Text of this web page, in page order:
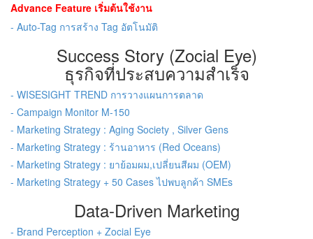
Advance Feature เริ่มต้นใช้งาน
- Auto-Tag การสร้าง Tag อัตโนมัติ
Success Story (Zocial Eye)
ธุรกิจที่ประสบความสำเร็จ
- WISESIGHT TREND การวางแผนการตลาด
- Campaign Monitor M-150
- Marketing Strategy : Aging Society , Silver Gens
- Marketing Strategy : ร้านอาหาร (Red Oceans)
- Marketing Strategy : ยาย้อมผม,เปลี่ยนสีผม (OEM)
- Marketing Strategy + 50 Cases ไปพบลูกค้า SMEs
Data-Driven Marketing
- Brand Perception + Zocial Eye